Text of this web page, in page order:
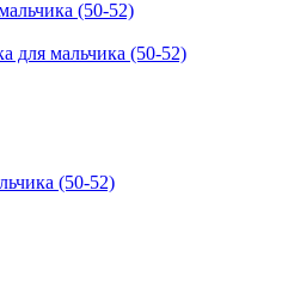
для мальчика (50-52)
(50-52)